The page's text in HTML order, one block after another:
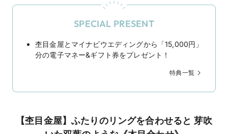
SPECIAL PRESENT
杢目金屋とマイナビウエディングから「15,000円」
分の電子マネー&ギフト券をプレゼント！
特典一覧
【杢目金屋】ふたりのリングを合わせると 芽吹